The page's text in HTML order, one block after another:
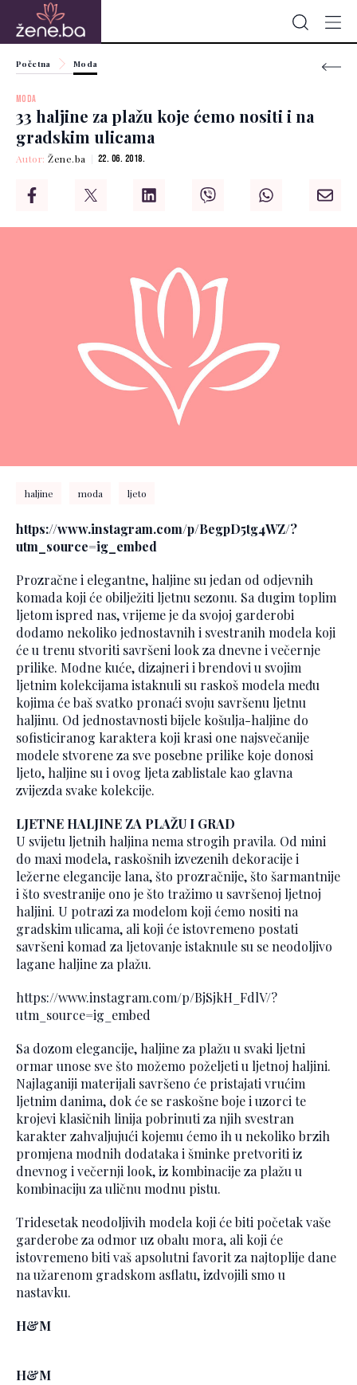
Početna Moda
MODA
33 haljine za plažu koje ćemo nositi i na
gradskim ulicama
Autor:Žene.ba 22. 06. 2018.
haljine moda ljeto
https://www.instagram.com/p/BegpD5tg4WZ/?
utm_source=ig_embed
Prozračne i elegantne, haljine su jedan od odjevnih
komada koji će obilježiti ljetnu sezonu. Sa dugim toplim
ljetom ispred nas, vrijeme je da svojoj garderobi
dodamo nekoliko jednostavnih i svestranih modela koji
će u trenu stvoriti savršeni look za dnevne i večernje
prilike. Modne kuće, dizajneri i brendovi u svojim
ljetnim kolekcijama istaknuli su raskoš modela među
kojima će baš svatko pronaći svoju savršenu ljetnu
haljinu. Od jednostavnosti bijele košulja-haljine do
sofisticiranog karaktera koji krasi one najsvečanije
modele stvorene za sve posebne prilike koje donosi
ljeto, haljine su i ovog ljeta zablistale kao glavna
zvijezda svake kolekcije.
LJETNE HALJINE ZA PLAŽU I GRAD
U svijetu ljetnih haljina nema strogih pravila. Od mini
do maxi modela, raskošnih izvezenih dekoracije i
ležerne elegancije lana, što prozračnije, što šarmantnije
i što svestranije ono je što tražimo u savršenoj ljetnoj
haljini. U potrazi za modelom koji ćemo nositi na
gradskim ulicama, ali koji će istovremeno postati
savršeni komad za ljetovanje istaknule su se neodoljivo
lagane haljine za plažu.
https://www.instagram.com/p/BjSjkH_FdlV/?
utm_source=ig_embed
Sa dozom elegancije, haljine za plažu u svaki ljetni
ormar unose sve što možemo poželjeti u ljetnoj haljini.
Najlaganiji materijali savršeno će pristajati vrućim
ljetnim danima, dok će se raskošne boje i uzorci te
krojevi klasičnih linija pobrinuti za njih svestran
karakter zahvaljujući kojemu ćemo ih u nekoliko brzih
promjena modnih dodataka i šminke pretvoriti iz
dnevnog i večernji look, iz kombinacije za plažu u
kombinaciju za uličnu modnu pistu.
Tridesetak neodoljivih modela koji će biti početak vaše
garderobe za odmor uz obalu mora, ali koji će
istovremeno biti vaš apsolutni favorit za najtoplije dane
na užarenom gradskom asflatu, izdvojili smo u
nastavku.
H&M
H&M